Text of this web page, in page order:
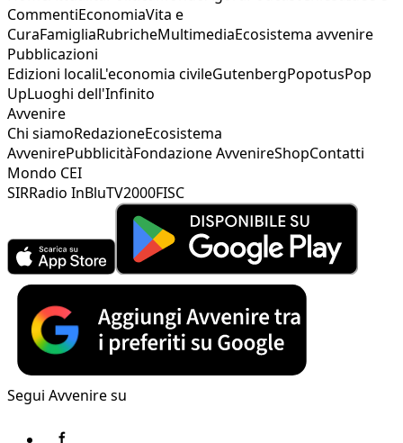
CommentiEconomiaVita e
CuraFamigliaRubricheMultimediaEcosistema avvenire
Pubblicazioni
Edizioni localiL'economia civileGutenbergPopotusPop
UpLuoghi dell'Infinito
Avvenire
Chi siamoRedazioneEcosistema
AvvenirePubblicitàFondazione AvvenireShopContatti
Mondo CEI
SIRRadio InBluTV2000FISC
Segui Avvenire su